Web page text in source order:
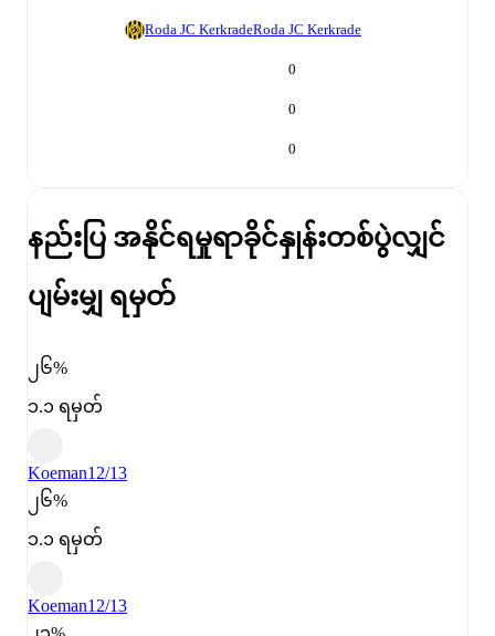
Roda JC KerkradeRoda JC Kerkrade
0
0
0
နည်းပြ အနိုင်ရမှုရာခိုင်နှုန်းတစ်ပွဲလျှင်
ပျမ်းမျှ ရမှတ်
၂၆%
၁.၁ ရမှတ်
Koeman12/13
၂၆%
၁.၁ ရမှတ်
Koeman12/13